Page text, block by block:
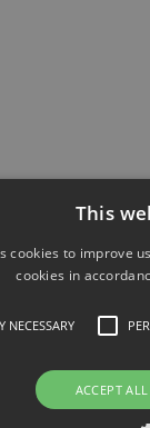
This
cookies to improve
cookies in
NECESSARY
ACCEPT ALL